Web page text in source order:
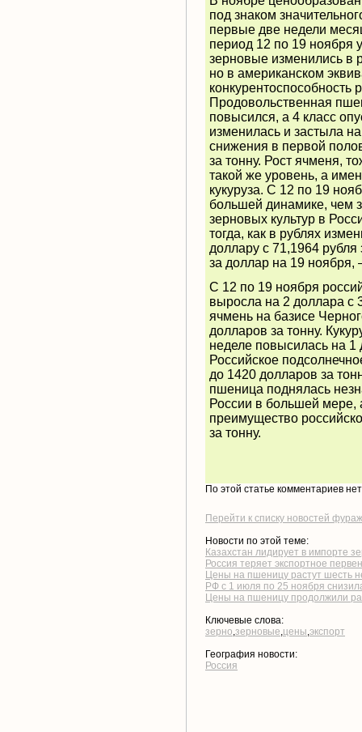
под знаком
первые две недели
период 12 по 19 ноября
зерновые изменились в
но в американском
конкурентоспособность
Продовольственная
повысился, а 4 класс
изменилась и застыла
снижения в первой
за тонну. Рост ячменя,
такой же уровень, а
кукуруза. С 12 по 19
большей динамике, чем
зерновых культур в
тогда, как в рублях
доллару с 71,1964
за доллар на 19
С 12 по 19 ноября
выросла на 2 доллара с
ячмень на базисе
долларов за тонну.
неделе повысилась на 1
Российское
до 1420 долларов за
пшеница поднялась
России в большей
преимущество
за тонну.
По этой статье комментариев
Перейти к списку новостей
Новости по этой теме:
Казахстан лидирует в импорте
Россия теряет экспортное
Цены на пшеницу растут шесть
РФ с 1 июля по 25 ноября
Цены на пшеницу продолжили
Ключевые слова:
зерно,зерновые,цены,экспорт
География новости:
Россия